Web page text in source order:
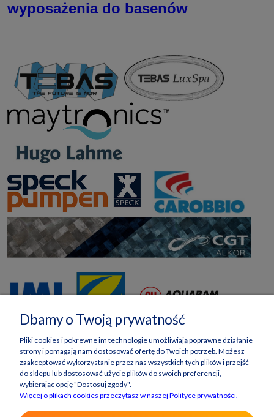
wyposażenia do basenów
Dbamy o Twoją prywatność
Pliki cookies i pokrewne im technologie umożliwiają poprawne działanie
strony i pomagają nam dostosować ofertę do Twoich potrzeb. Możesz
zaakceptować wykorzystanie przez nas wszystkich tych plików i przejść
do sklepu lub dostosować użycie plików do swoich preferencji,
wybierając opcję "Dostosuj zgody".
Więcej o plikach cookies przeczytasz w naszej Polityce prywatności.